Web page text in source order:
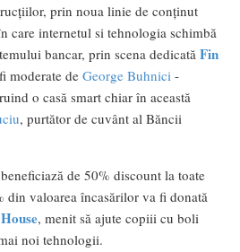
prin noua linie de conținut
care internetul si tehnologia schimbă
bancar, prin scena dedicată Fin
moderate de George Buhnici -
o casă smart chiar în această
, purtător de cuvânt al Băncii
de 50% discount la toate
din valoarea încasărilor va fi donată
, menit să ajute copiii cu boli
noi tehnologii.